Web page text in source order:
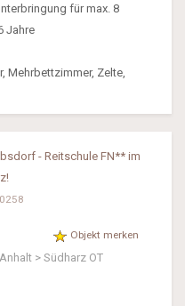
für max. 8
Jahre
Mehrbettzimmer, Zelte,
Objekt merken
> Südharz OT